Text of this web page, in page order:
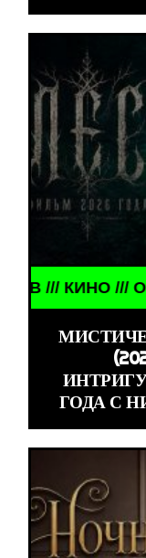
ФИЛЬМОВ ///
ГОДА С